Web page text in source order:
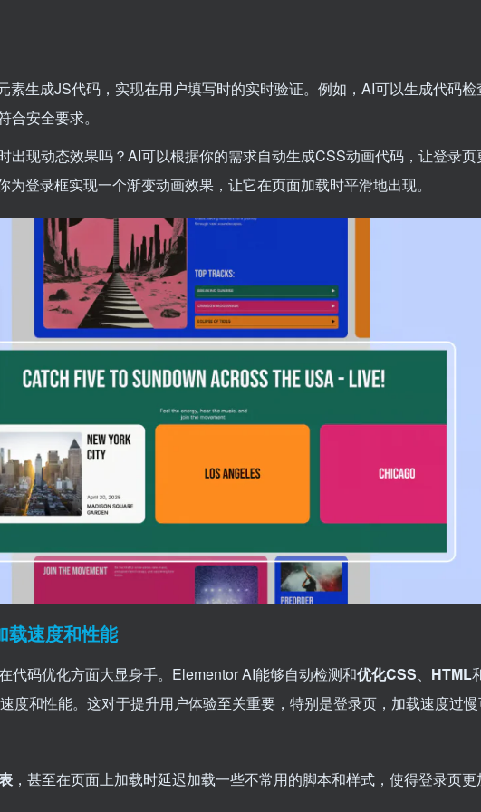
素生成JS代码，实现在用户填写时的实时验证。例如，AI可以生成代码检
安全要求。
出现动态效果吗？AI可以根据你的需求自动生成CSS动画代码，让登录页
登录框实现一个渐变动画效果，让它在页面加载时平滑地出现。
载速度和性能
代码优化方面大显身手。Elementor AI能够自动检测和优化CSS、 HTML
度和性能。这对于提升用户体验至关重要，特别是登录页，加载速度过
，甚至在页面上加载时延迟加载一些不常用的脚本和样式，使得登录页更